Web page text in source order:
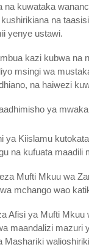
na kuwataka
na
yenye ustawi.
kazi kubwa na
msingi wa
na haiwezi
ya
ya Kiislamu
na kufuata maadili
Mufti Mkuu wa
mchango wao
Afisi ya Mufti
maandalizi
Mashariki